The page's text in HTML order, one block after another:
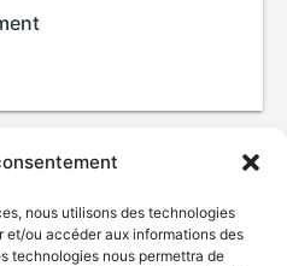
nous utilisons des technologies
ou accéder aux informations des
technologies nous permettra de